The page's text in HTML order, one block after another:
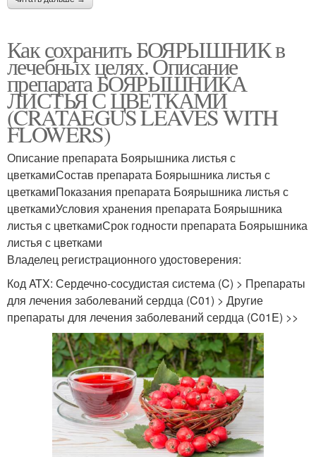
Как сохранить БОЯРЫШНИК в
лечебных целях. Описание
препарата БОЯРЫШНИКА
ЛИСТЬЯ С ЦВЕТКАМИ
(CRATAEGUS LEAVES WITH
FLOWERS)
Описание препарата Боярышника листья с
цветкамиСостав препарата Боярышника листья с
цветкамиПоказания препарата Боярышника листья с
цветкамиУсловия хранения препарата Боярышника
листья с цветкамиСрок годности препарата Боярышника
листья с цветками
Владелец регистрационного удостоверения:
Код ATX: Сердечно-сосудистая система (C) > Препараты
для лечения заболеваний сердца (C01) > Другие
препараты для лечения заболеваний сердца (C01E) >>